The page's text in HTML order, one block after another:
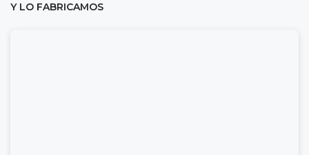
Y LO FABRICAMOS